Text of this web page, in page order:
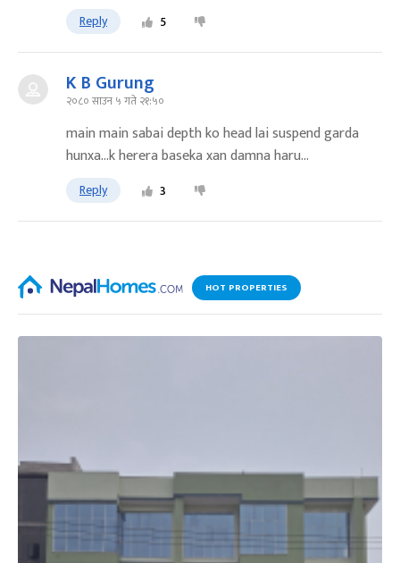
Reply 5
K B Gurung
२०८० साउन ५ गते २१:५०
main main sabai depth ko head lai suspend garda
hunxa...k herera baseka xan damna haru...
Reply 3
HOT PROPERTIES